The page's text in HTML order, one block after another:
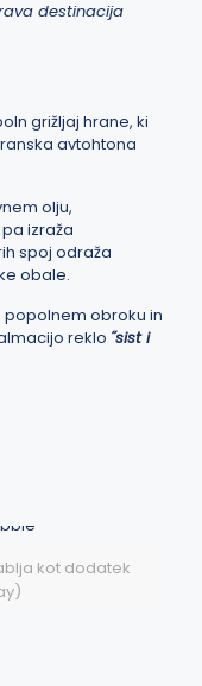
destinacija
grižljaj hrane, ki
avtohtona
olju,
izraža
spoj odraža
obale.
popolnem obroku in
reklo ˝sist i
kot dodatek